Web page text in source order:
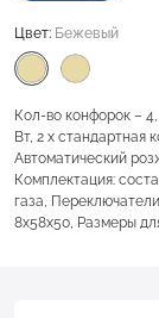
Цвет: Бежевый
Кол-во конфорок –
Вт, 2 х стандартная
Автоматический
Комплектация:
газа,
8х58х50, Размеры